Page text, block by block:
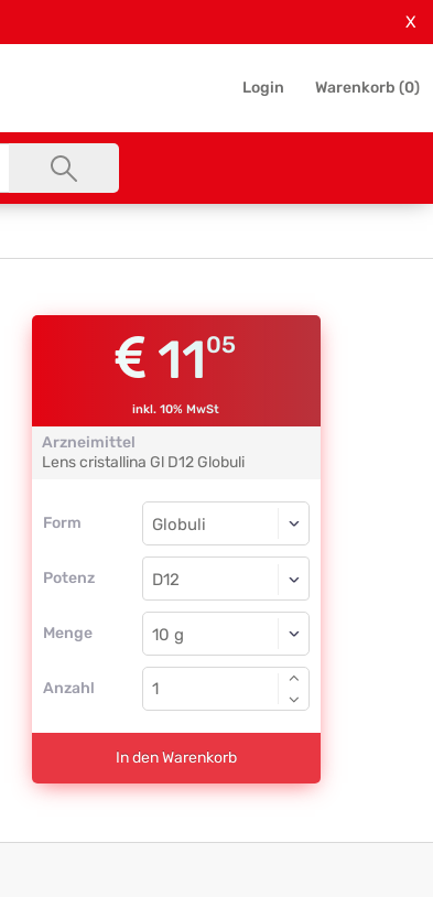
X
Login Warenkorb (0)
1105
inkl. 10% MwSt
Arzneimittel
Lens cristallina Gl D12 Globuli
Form
Form
Potenz
Globuli
D12
Menge
Globuli
Anzahl
In den Warenkorb